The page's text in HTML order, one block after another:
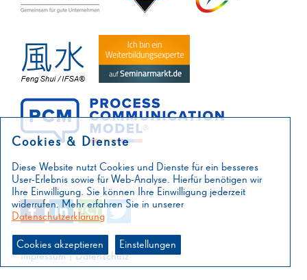
Impressum|Datenschutz
Cookies & Dienste
Diese Website nutzt Cookies und Dienste für ein besseres
User-Erlebnis sowie für Web-Analyse. Hierfür benötigen wir
Ihre Einwilligung. Sie können Ihre Einwilligung jederzeit
widerrufen. Mehr erfahren Sie in unserer
Datenschutzerklärung
Cookies akzeptieren Einstellungen